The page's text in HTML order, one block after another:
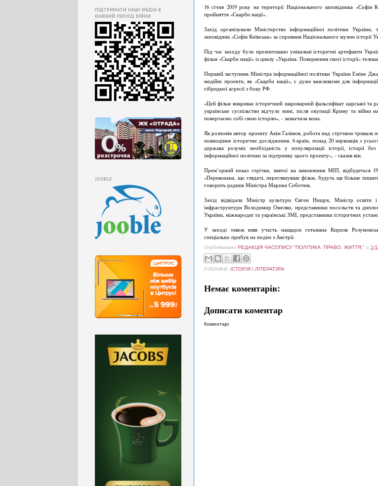
16 січня 2019 року на території Національного заповідника «Софія
прийняття «Скарби нації».
Захід організували Міністерство інформаційної політики України,
заповідник «Софія Київська» за сприяння Національного музею історії
Під час заходу було презентовано унікальні історичні артефакти
фільм «Скарби нації» із циклу «Україна. Повернення своєї історії»
Перший заступник Міністра інформаційної політики України Еміне
медійні проекти, як «Скарби нації», є дуже важливими для
гібридної агресії з боку РФ.
«Цей фільм викриває історичний шароварний фальсифікат царської та
українське суспільство відчуло нині, після окупації Криму та
повертаємо собі свою історію», - зазначила вона.
Як розповів автор проекту Акім Галімов, робота над стрічкою
повноцінне історичне дослідження. 6 країн, понад 20 науковців з
держава розуміє необхідність у популяризації історії, історії
інформаційної політики за підтримку цього проекту», - сказав він.
Прем’єрний показ стрічки, знятої на замовлення МІП, відбудеться
«Переконана, що глядачі, переглянувши фільм, будуть ще більше
говорить радник Міністра Марина Соботюк.
Захід відвідали Міністр культури Євген Нищук, Міністр освіти
інфраструктури Володимир Омелян, представники посольств та
України, міжнародні та українські ЗМІ, представники історичних
У заході також взяв участь нащадок гетьмана Кирила
спеціально прибув на подію з Австрії.
Опубліковано РЕДАКЦІЯ ЧАСОПИСУ "ПОЛІТИКА. ПРАВО. ЖИТТЯ," о 1/
РУБРИКИ: ІСТОРІЯ І ЛІТЕРАТУРА
Немає коментарів:
Дописати коментар
Коментарі
ПІДТРИМАТИ НАШІ МЕДІА В
ВАЖКИЙ ПЕРІОД ВІЙНИ
JOOBLE